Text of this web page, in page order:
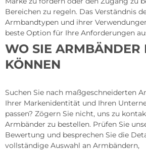
Bereichen zu regeln. Das Verständnis
Armbandtypen und ihrer
beste Option für Ihre Anforderungen
WO SIE ARMBÄNDER
KÖNNEN
Suchen Sie nach maßgeschneiderten
Ihrer Markenidentität und Ihren
passen? Zögern Sie nicht, uns zu
Armbänder zu bestellen. Prüfen Sie
Bewertung und besprechen Sie die
vollständige Auswahl an Armbändern,